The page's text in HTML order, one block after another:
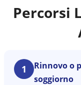
Percorsi
1
Rinnovo o
soggiorno